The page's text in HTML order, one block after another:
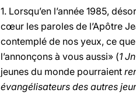
1. Lorsqu’en l’année 1985,
cœur les paroles de l’Apôtre
contemplé de nos yeux, ce
l’annonçons à vous aussi» (1 Jn
jeunes du monde pourraient
évangélisateurs des autres